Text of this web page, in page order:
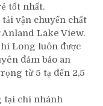
tốt nhất.
vận chuyển chất
Lake View.
Long luôn được
đảm bảo an
từ 5 tạ đến 2,5
tại chi nhánh